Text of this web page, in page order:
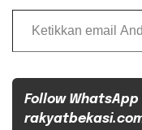
Ketikkan email Anda...
Follow WhatsApp